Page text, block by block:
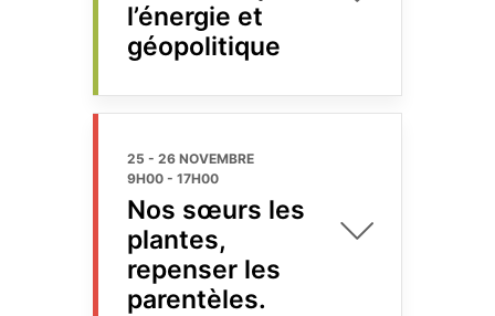
l’énergie et
géopolitique
25 - 26 NOVEMBRE
9H00 - 17H00
Nos sœurs les
plantes,
repenser les
parentèles.